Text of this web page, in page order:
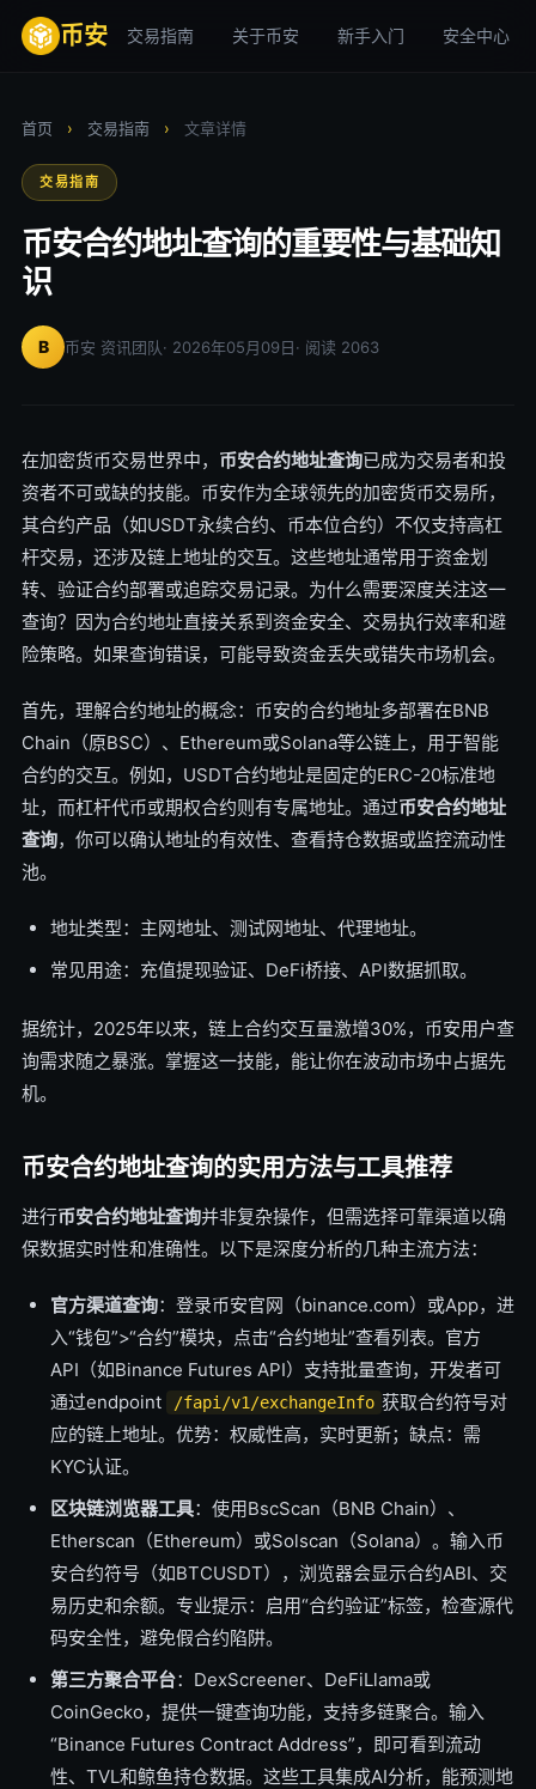
币安 交易指南 关于币安 新手入门 安全中心
首页 › 交易指南 › 文章详情
交易指南
币安合约地址查询的重要性与基础知
识
B 币安 资讯团队· 2026年05月09日· 阅读 2063
在加密货币交易世界中， 币安合约地址查询已成为交易者和投
资者不可或缺的技能。币安作为全球领先的加密货币交易所，
其合约产品（如USDT永续合约、币本位合约）不仅支持高杠
杆交易，还涉及链上地址的交互。这些地址通常用于资金划
转、验证合约部署或追踪交易记录。为什么需要深度关注这一
查询？因为合约地址直接关系到资金安全、交易执行效率和避
险策略。如果查询错误，可能导致资金丢失或错失市场机会。
首先，理解合约地址的概念：币安的合约地址多部署在BNB
Chain（原BSC）、Ethereum或Solana等公链上，用于智能
合约的交互。例如，USDT合约地址是固定的ERC-20标准地
址，而杠杆代币或期权合约则有专属地址。通过币安合约地址
查询，你可以确认地址的有效性、查看持仓数据或监控流动性
池。
地址类型：主网地址、测试网地址、代理地址。
常见用途：充值提现验证、DeFi桥接、API数据抓取。
据统计，2025年以来，链上合约交互量激增30%，币安用户查
询需求随之暴涨。掌握这一技能，能让你在波动市场中占据先
机。
币安合约地址查询的实用方法与工具推荐
进行币安合约地址查询并非复杂操作，但需选择可靠渠道以确
保数据实时性和准确性。以下是深度分析的几种主流方法：
官方渠道查询：登录币安官网（binance.com）或App，进
入“钱包”>“合约”模块，点击“合约地址”查看列表。官方
API（如Binance Futures API）支持批量查询，开发者可
通过endpoint
/fapi/v1/exchangeInfo 获取合约符号对
应的链上地址。优势：权威性高，实时更新；缺点：需
KYC认证。
区块链浏览器工具：使用BscScan（BNB Chain）、
Etherscan（Ethereum）或Solscan（Solana）。输入币
安合约符号（如BTCUSDT），浏览器会显示合约ABI、交
易历史和余额。专业提示：启用“合约验证”标签，检查源代
码安全性，避免假合约陷阱。
第三方聚合平台：DexScreener、DeFiLlama或
CoinGecko，提供一键查询功能，支持多链聚合。输入
“Binance Futures Contract Address”，即可看到流动
性、TVL和鲸鱼持仓数据。这些工具集成AI分析，能预测地